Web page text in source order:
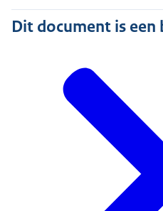
Dit document is een